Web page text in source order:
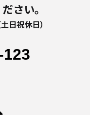
さい。
日祝休日）